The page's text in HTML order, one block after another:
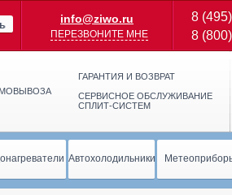
info@ziwo.ru
ПЕРЕЗВОНИТЕ МНЕ
8 (495)
8 (800)
ГАРАНТИЯ И ВОЗВРАТ
СЕРВИСНОЕ ОБСЛУЖИВАНИЕ
СПЛИТ-СИСТЕМ
Автохолодильники